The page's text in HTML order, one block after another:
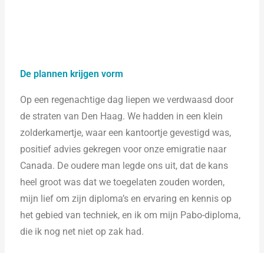
De plannen krijgen vorm
Op een regenachtige dag liepen we verdwaasd door
de straten van Den Haag. We hadden in een klein
zolderkamertje, waar een kantoortje gevestigd was,
positief advies gekregen voor onze emigratie naar
Canada. De oudere man legde ons uit, dat de kans
heel groot was dat we toegelaten zouden worden,
mijn lief om zijn diploma’s en ervaring en kennis op
het gebied van techniek, en ik om mijn Pabo-diploma,
die ik nog net niet op zak had.